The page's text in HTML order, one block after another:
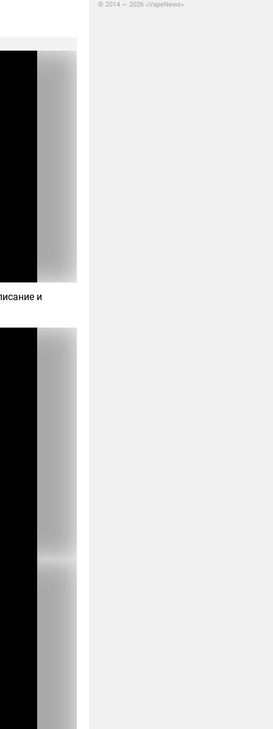
и
© 2014 — 2026 «VapeNews»